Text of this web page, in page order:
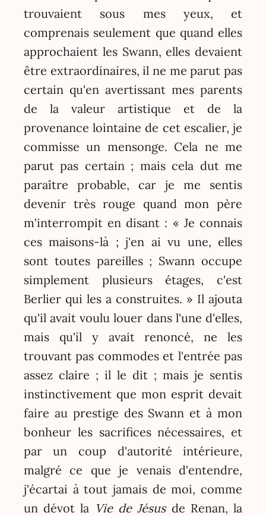
trouvaient sous mes yeux, et
comprenais seulement que quand elles
approchaient les Swann, elles devaient
être extraordinaires, il ne me parut pas
certain qu'en avertissant mes parents
de la valeur artistique et de la
provenance lointaine de cet escalier, je
commisse un mensonge. Cela ne me
parut pas certain ; mais cela dut me
paraître probable, car je me sentis
devenir très rouge quand mon père
m'interrompit en disant : « Je connais
ces maisons-là ; j'en ai vu une, elles
sont toutes pareilles ; Swann occupe
simplement plusieurs étages, c'est
Berlier qui les a construites. » Il ajouta
qu'il avait voulu louer dans l'une d'elles,
mais qu'il y avait renoncé, ne les
trouvant pas commodes et l'entrée pas
assez claire ; il le dit ; mais je sentis
instinctivement que mon esprit devait
faire au prestige des Swann et à mon
bonheur les sacrifices nécessaires, et
par un coup d'autorité intérieure,
malgré ce que je venais d'entendre,
j'écartai à tout jamais de moi, comme
un dévot la Vie de Jésusde Renan, la